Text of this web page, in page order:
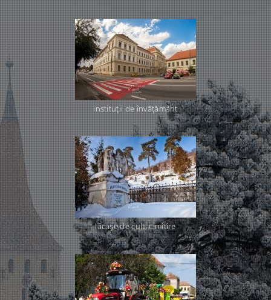
instituţii de învăţământ
lăcaşe de cult, cimitire